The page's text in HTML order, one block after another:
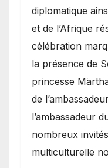
diplomatique
et de l’Afrique
célébration
la présence de
princesse
de
l’ambassadeur
nombreux
multiculturelle